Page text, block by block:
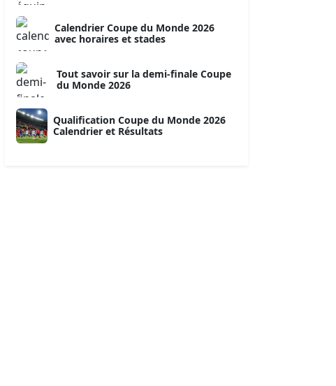
Calendrier Coupe du Monde 2026
avec horaires et stades
Tout savoir sur la demi-finale Coupe
du Monde 2026
Qualification Coupe du Monde 2026
Calendrier et Résultats